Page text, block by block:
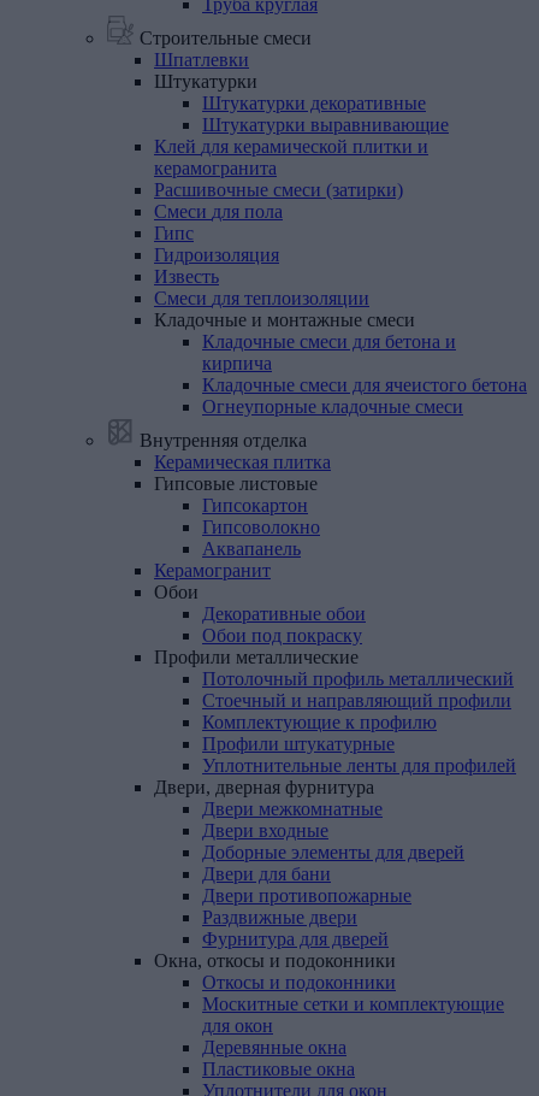
Труба круглая
Строительные смеси
Шпатлевки
Штукатурки
Штукатурки декоративные
Штукатурки выравнивающие
Клей для керамической плитки и
керамогранита
Расшивочные смеси (затирки)
Смеси для пола
Гипс
Гидроизоляция
Известь
Смеси для теплоизоляции
Кладочные и монтажные смеси
Кладочные смеси для бетона и
кирпича
Кладочные смеси для ячеистого бетона
Огнеупорные кладочные смеси
Внутренняя отделка
Керамическая плитка
Гипсовые листовые
Гипсокартон
Гипсоволокно
Аквапанель
Керамогранит
Обои
Декоративные обои
Обои под покраску
Профили металлические
Потолочный профиль металлический
Стоечный и направляющий профили
Комплектующие к профилю
Профили штукатурные
Уплотнительные ленты для профилей
Двери, дверная фурнитура
Двери межкомнатные
Двери входные
Доборные элементы для дверей
Двери для бани
Двери противопожарные
Раздвижные двери
Фурнитура для дверей
Окна, откосы и подоконники
Откосы и подоконники
Москитные сетки и комплектующие
для окон
Деревянные окна
Пластиковые окна
Уплотнители для окон